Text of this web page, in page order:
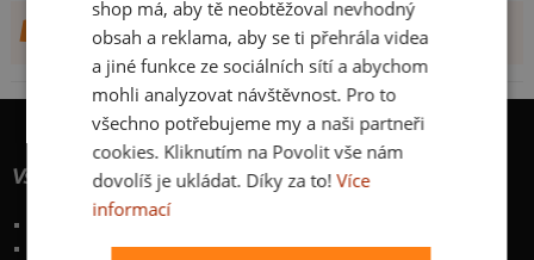
DALŠÍ NÁVRHY OD KUCHTIN
Vše o nákupu
Garance výměny či vrácení
shop má, aby tě neobtěžoval nevhodný
obsah a reklama, aby se ti přehrála videa
a jiné funkce ze sociálních sítí a abychom
mohli analyzovat návštěvnost. Pro to
všechno potřebujeme my a naši partneři
cookies. Kliknutím na Povolit vše nám
dovolíš je ukládat. Díky za to! Více
informací